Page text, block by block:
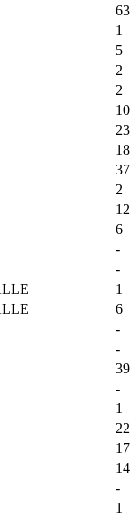
63
1
5
2
2
10
23
18
37
2
12
6
-
-
1
6
-
-
39
-
1
22
17
14
-
1